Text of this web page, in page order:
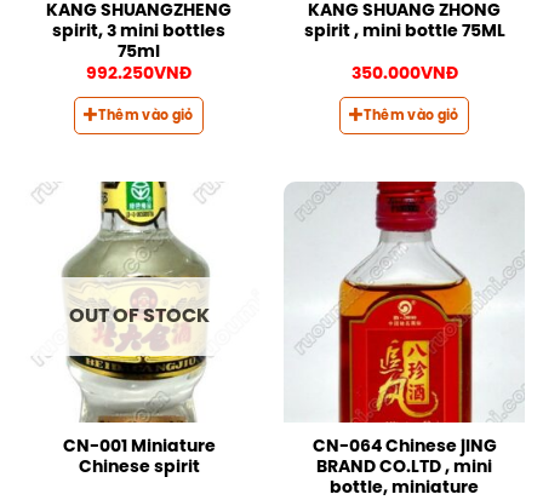
KANG SHUANGZHENG
spirit, 3 mini bottles
75ml
992.250VNĐ
Thêm vào giỏ
KANG SHUANG ZHONG
spirit , mini bottle 75ML
350.000VNĐ
Thêm vào giỏ
OUT OF STOCK
CN-001 Miniature
Chinese spirit
CN-064 Chinese jING
BRAND CO.LTD , mini
bottle, miniature